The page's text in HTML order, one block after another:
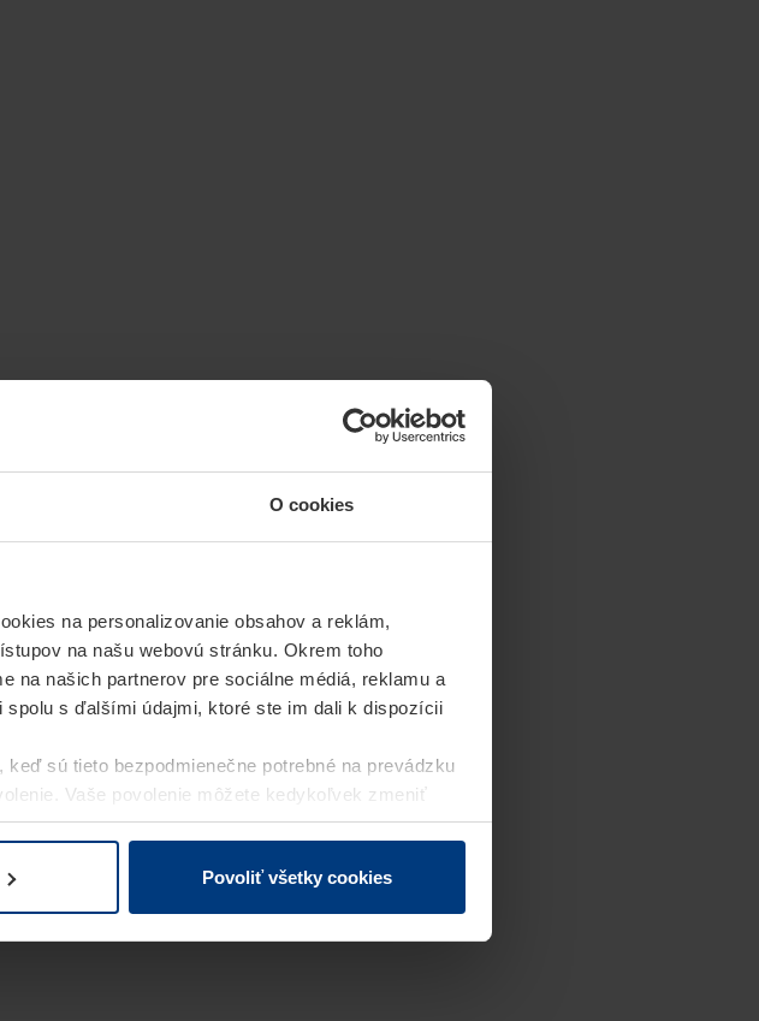
O cookies
na personalizovanie obsahov a reklám,
na našu webovú stránku. Okrem toho
na našich partnerov pre sociálne médiá, reklamu a
s ďalšími údajmi, ktoré ste im dali k dispozícii
sú tieto bezpodmienečne potrebné na prevádzku
Vaše povolenie môžete kedykoľvek zmeniť
osobných údajovnašej webovej stránky.
Povoliť všetky cookies